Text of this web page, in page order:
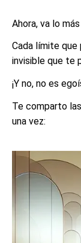
Ahora, va lo
Cada límite que
invisible que te
¡Y no, no es
Te comparto
una vez: